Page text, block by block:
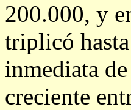
200.000, y
triplicó
inmediata
creciente